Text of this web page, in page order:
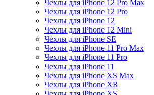
Чехлы для iPhone 12 Pro Max
Чехлы для iPhone 12 Pro
Чехлы для iPhone 12
Чехлы для iPhone 12 Mini
Чехлы для iPhone SE
Чехлы для iPhone 11 Pro Max
Чехлы для iPhone 11 Pro
Чехлы для iPhone 11
Чехлы для iPhone XS Max
Чехлы для iPhone XR